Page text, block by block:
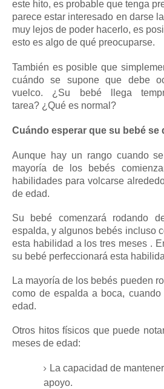
este hito, es probable que tenga
parece estar interesado en darse
muy lejos de poder hacerlo, es
esto es algo de qué preocuparse.
También es posible que
cuándo se supone que debe
vuelco. ¿Su bebé llega
tarea? ¿Qué es normal?
Cuándo esperar que su bebé se
Aunque hay un rango cuando
mayoría de los bebés
habilidades para volcarse
de edad.
Su bebé comenzará rodando
espalda, y algunos bebés incluso
esta habilidad a lostres meses .
su bebé perfeccionará esta
La mayoría de los bebés pueden
como de espalda a boca,
edad.
Otros hitos físicos que puede
meses de edad:
La capacidad de
apoyo.